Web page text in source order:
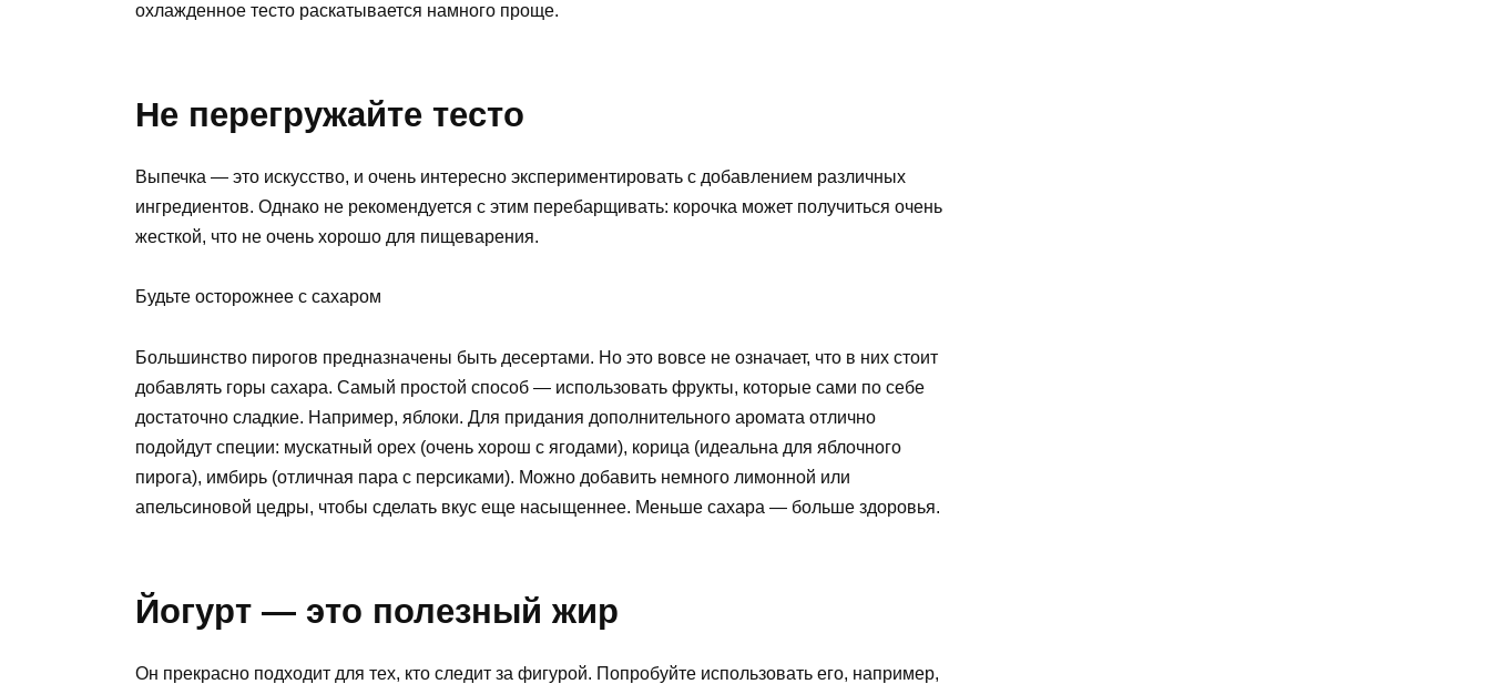
охлажденное тесто раскатывается намного проще.
Не перегружайте тесто
Выпечка — это искусство, и очень интересно экспериментировать с добавлением различных
ингредиентов. Однако не рекомендуется с этим перебарщивать: корочка может получиться очень
жесткой, что не очень хорошо для пищеварения.
Будьте осторожнее с сахаром
Большинство пирогов предназначены быть десертами. Но это вовсе не означает, что в них стоит
добавлять горы сахара. Самый простой способ — использовать фрукты, которые сами по себе
достаточно сладкие. Например, яблоки. Для придания дополнительного аромата отлично
подойдут специи: мускатный орех (очень хорош с ягодами), корица (идеальна для яблочного
пирога), имбирь (отличная пара с персиками). Можно добавить немного лимонной или
апельсиновой цедры, чтобы сделать вкус еще насыщеннее. Меньше сахара — больше здоровья.
Йогурт — это полезный жир
Он прекрасно подходит для тех, кто следит за фигурой. Попробуйте использовать его, например,